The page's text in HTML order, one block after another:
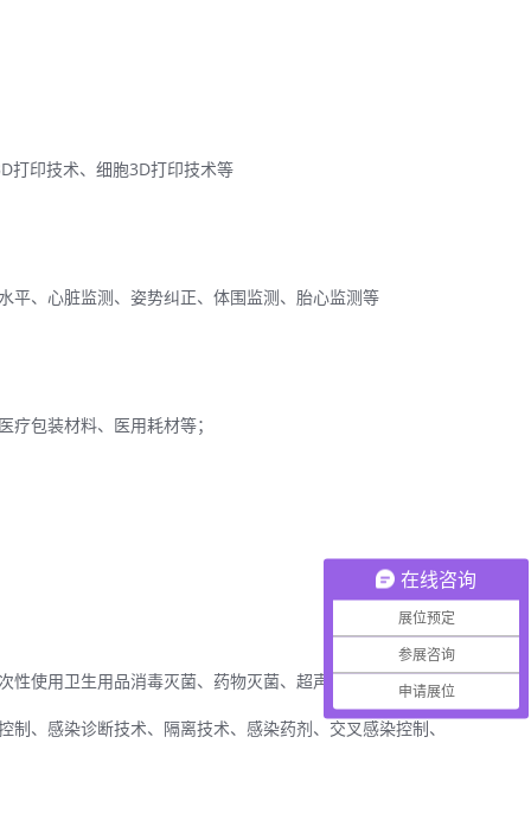
打印技术、细胞3D打印技术等
平、心脏监测、姿势纠正、体围监测、胎心监测等
包装材料、医用耗材等；
性使用卫生用品消毒灭菌、药物灭菌、超声清洗、冷冻箱、
、感染诊断技术、隔离技术、感染药剂、交叉感染控制、
在线咨询
展位预定
参展咨询
申请展位